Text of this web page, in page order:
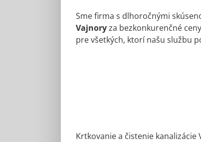
Sme firma s dlhoročnými
Vajnoryza bezkonkurenčné
pre všetkých, ktorí našu službu
Krtkovanie a čistenie kanalizácie